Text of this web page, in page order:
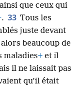
que ceux qui
. 33 Tous les
juste devant
beaucoup de
maladies+ et il
il ne laissait pas
qu’il était